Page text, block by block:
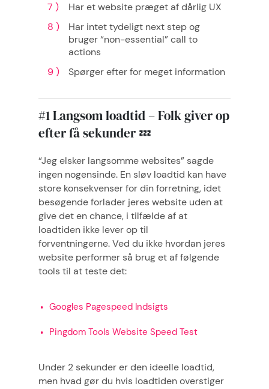
Har et website præget af dårlig UX
Har intet tydeligt next step og
bruger “non-essential” call to
actions
Spørger efter for meget information
#1 Langsom loadtid – Folk giver op
efter få sekunder 💤
“Jeg elsker langsomme websites” sagde
ingen nogensinde. En sløv loadtid kan have
store konsekvenser for din forretning, idet
besøgende forlader jeres website uden at
give det en chance, i tilfælde af at
loadtiden ikke lever op til
forventningerne. Ved du ikke hvordan jeres
website performer så brug et af følgende
tools til at teste det:
Googles Pagespeed Indsigts
Pingdom Tools Website Speed Test
Under 2 sekunder er den ideelle loadtid,
men hvad gør du hvis loadtiden overstiger